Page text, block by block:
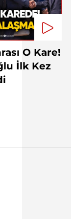
O Kare!
İlk Kez